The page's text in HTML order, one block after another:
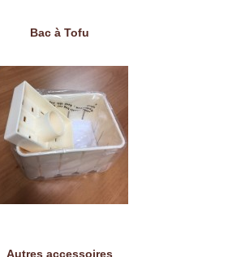
Bac à Tofu
Autres accessoires